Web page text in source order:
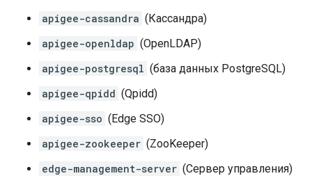
apigee-cassandra (Кассандра)
apigee-openldap (OpenLDAP)
apigee-postgresql (база данных PostgreSQL)
apigee-qpidd (Qpidd)
apigee-sso (Edge SSO)
apigee-zookeeper (ZooKeeper)
edge-management-server (Сервер управления)